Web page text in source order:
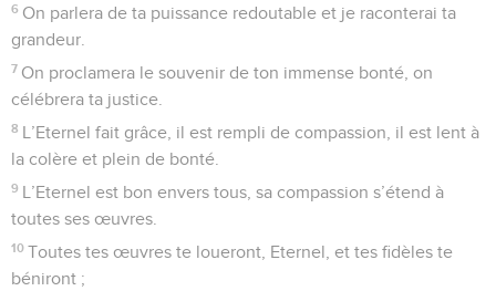
6 On parlera de ta puissance redoutable et je raconterai ta
grandeur.
7 On proclamera le souvenir de ton immense bonté, on
célébrera ta justice.
8 L’Eternel fait grâce, il est rempli de compassion, il est lent à
la colère et plein de bonté.
9 L’Eternel est bon envers tous, sa compassion s’étend à
toutes ses œuvres.
10 Toutes tes œuvres te loueront, Eternel, et tes fidèles te
béniront ;